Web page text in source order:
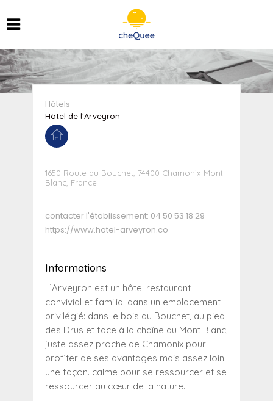
Hôtels
Hôtel de l’Arveyron
1650 Route du Bouchet, 74400 Chamonix-Mont-
Blanc, France
contacter l'établissement: 04 50 53 18 29
https://www.hotel-arveyron.co
Informations
L’Arveyron est un hôtel restaurant
convivial et familial dans un emplacement
privilégié: dans le bois du Bouchet, au pied
des Drus et face à la chaîne du Mont Blanc,
juste assez proche de Chamonix pour
profiter de ses avantages mais assez loin
une façon. calme pour se ressourcer et se
ressourcer au cœur de la nature.